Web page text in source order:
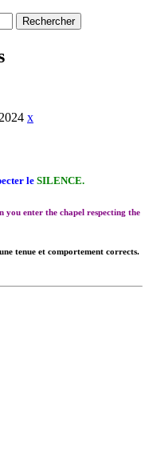
x
le SILENCE.
you enter the chapel respecting the
tenue et comportement corrects.